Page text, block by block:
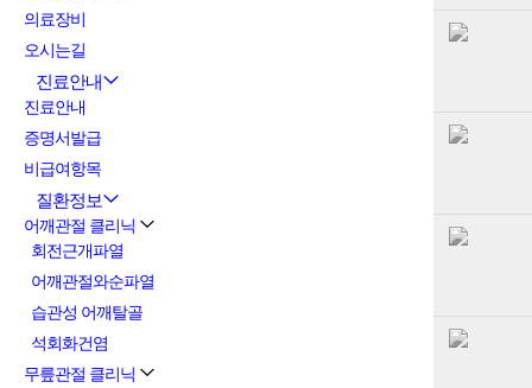
의료장비
오시는길
진료안내
진료안내
증명서발급
비급여항목
질환정보
어깨관절 클리닉
회전근개파열
어깨관절와순파열
습관성 어깨탈골
석회화건염
무릎관절 클리닉